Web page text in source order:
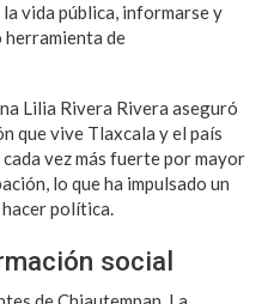
vida pública, informarse y
herramienta de
Lilia Rivera Rivera aseguró
que vive Tlaxcala y el país
vez más fuerte por mayor
lo que ha impulsado un
política.
social